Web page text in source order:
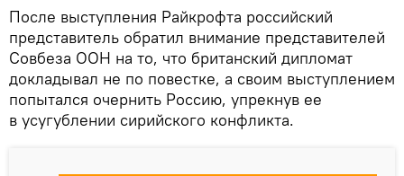
После выступления Райкрофта российский
представитель обратил внимание представителей
Совбеза ООН на то, что британский дипломат
докладывал не по повестке, а своим выступлением
попытался очернить Россию, упрекнув ее
в усугублении сирийского конфликта.